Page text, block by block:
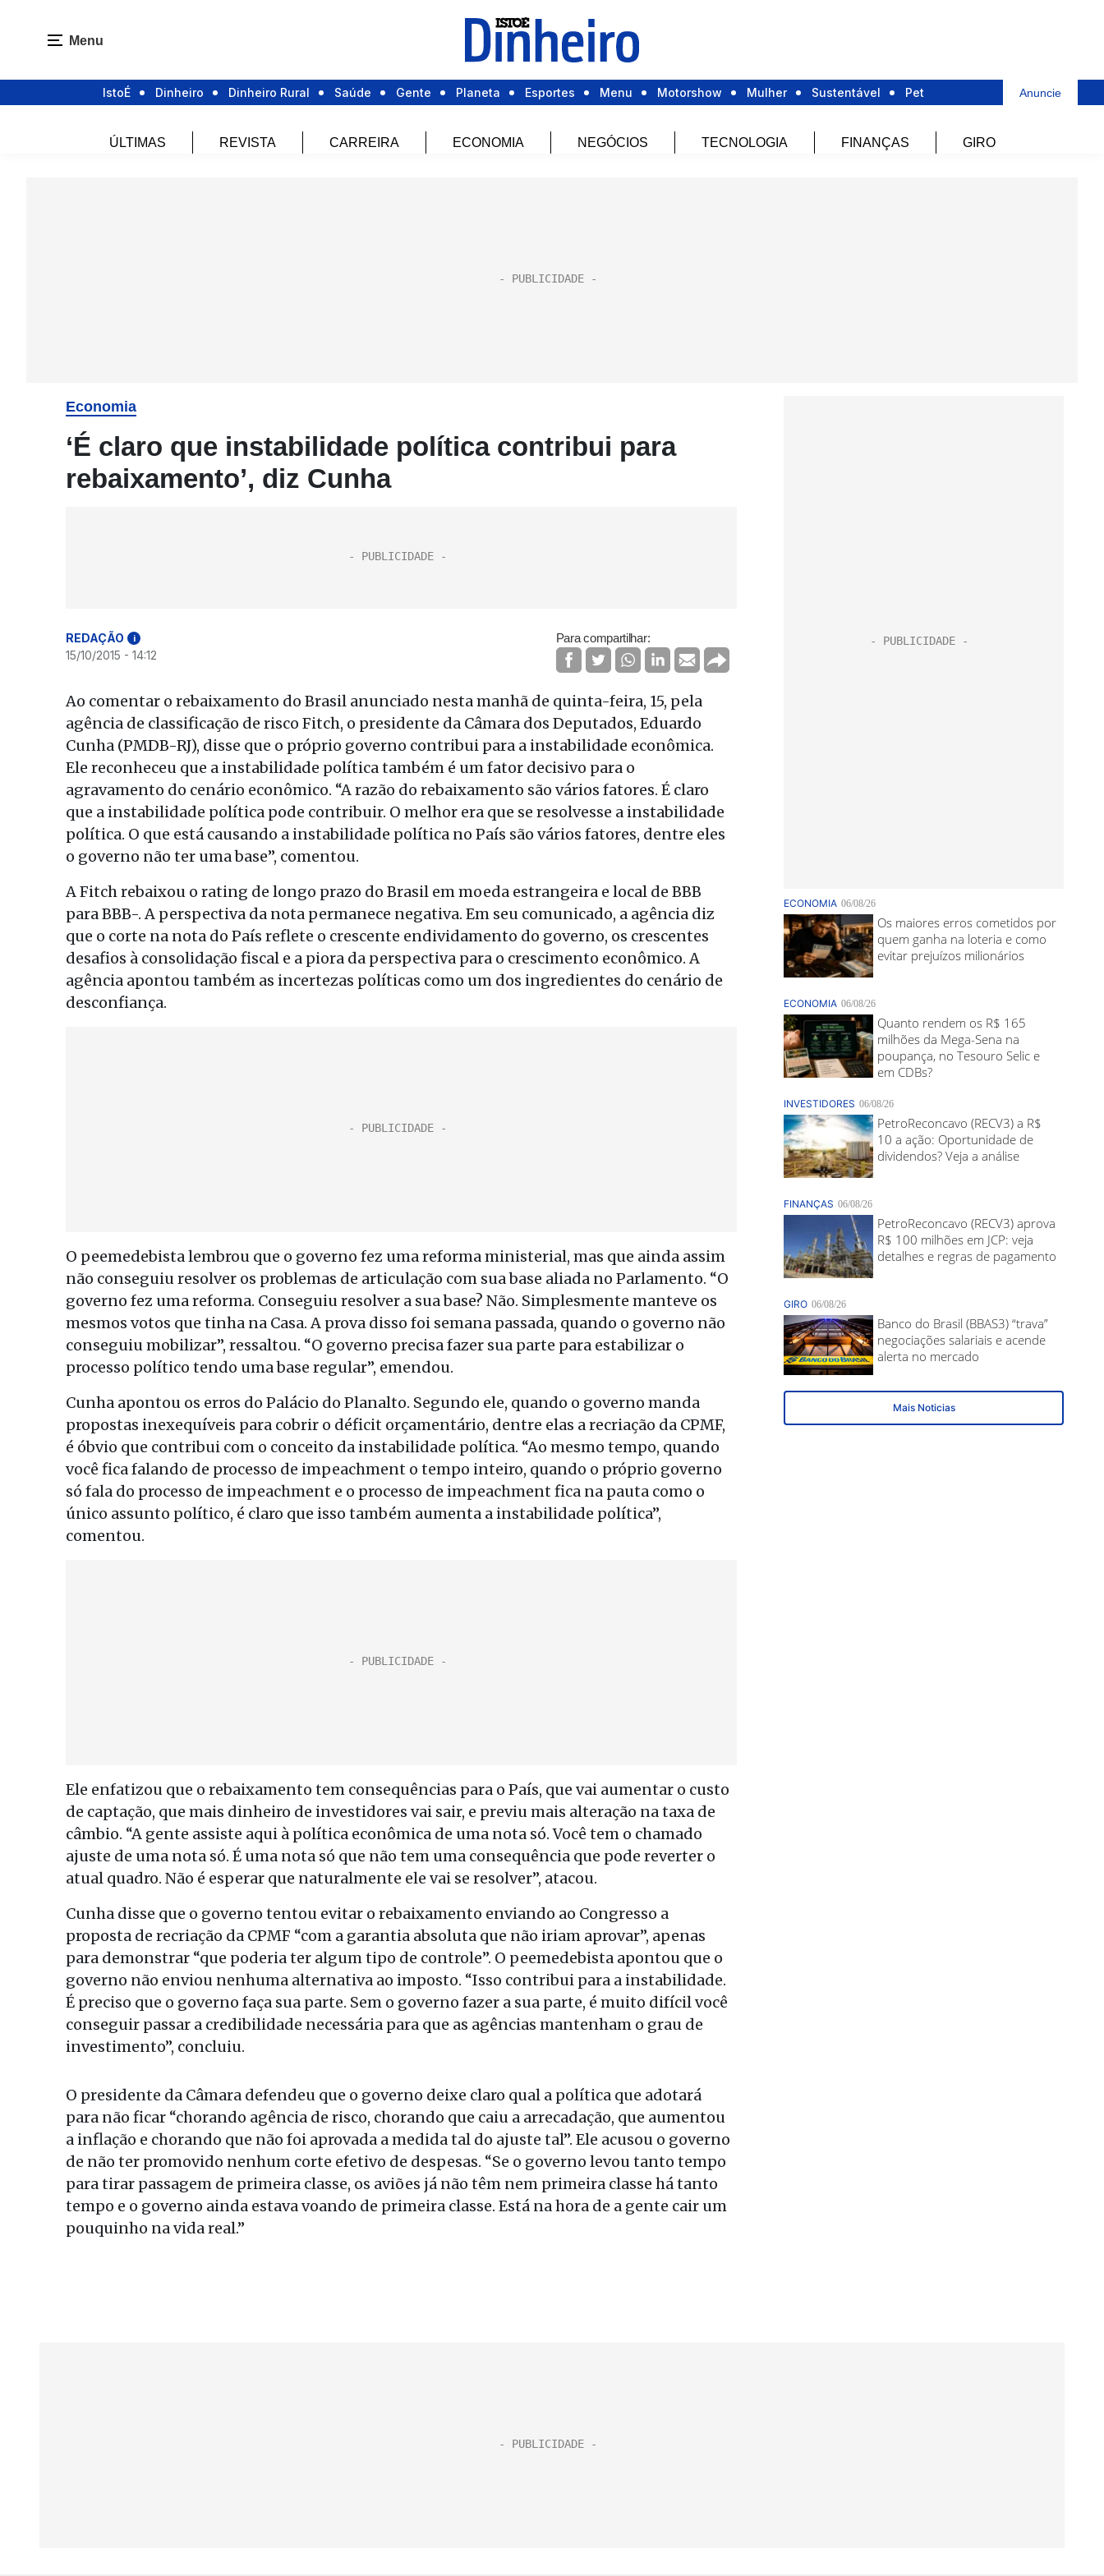
Menu
IstoÉ Dinheiro Dinheiro Rural Saúde Gente Planeta Esportes Menu Motorshow Mulher Sustentável Pet Anuncie
ÚLTIMAS REVISTA CARREIRA ECONOMIA NEGÓCIOS TECNOLOGIA FINANÇAS GIRO
Economia
‘É claro que instabilidade política contribui para
rebaixamento’, diz Cunha
REDAÇÃO i
15/10/2015 - 14:12
Para compartilhar:
Ao comentar o rebaixamento do Brasil anunciado nesta manhã de quinta-feira, 15, pela
agência de classificação de risco Fitch, o presidente da Câmara dos Deputados, Eduardo
Cunha (PMDB-RJ), disse que o próprio governo contribui para a instabilidade econômica.
Ele reconheceu que a instabilidade política também é um fator decisivo para o
agravamento do cenário econômico. “A razão do rebaixamento são vários fatores. É claro
que a instabilidade política pode contribuir. O melhor era que se resolvesse a instabilidade
política. O que está causando a instabilidade política no País são vários fatores, dentre eles
o governo não ter uma base”, comentou.
A Fitch rebaixou o rating de longo prazo do Brasil em moeda estrangeira e local de BBB
para BBB-. A perspectiva da nota permanece negativa. Em seu comunicado, a agência diz
que o corte na nota do País reflete o crescente endividamento do governo, os crescentes
desafios à consolidação fiscal e a piora da perspectiva para o crescimento econômico. A
agência apontou também as incertezas políticas como um dos ingredientes do cenário de
desconfiança.
O peemedebista lembrou que o governo fez uma reforma ministerial, mas que ainda assim
não conseguiu resolver os problemas de articulação com sua base aliada no Parlamento. “O
governo fez uma reforma. Conseguiu resolver a sua base? Não. Simplesmente manteve os
mesmos votos que tinha na Casa. A prova disso foi semana passada, quando o governo não
conseguiu mobilizar”, ressaltou. “O governo precisa fazer sua parte para estabilizar o
processo político tendo uma base regular”, emendou.
Cunha apontou os erros do Palácio do Planalto. Segundo ele, quando o governo manda
propostas inexequíveis para cobrir o déficit orçamentário, dentre elas a recriação da CPMF,
é óbvio que contribui com o conceito da instabilidade política. “Ao mesmo tempo, quando
você fica falando de processo de impeachment o tempo inteiro, quando o próprio governo
só fala do processo de impeachment e o processo de impeachment fica na pauta como o
único assunto político, é claro que isso também aumenta a instabilidade política”,
comentou.
Ele enfatizou que o rebaixamento tem consequências para o País, que vai aumentar o custo
de captação, que mais dinheiro de investidores vai sair, e previu mais alteração na taxa de
câmbio. “A gente assiste aqui à política econômica de uma nota só. Você tem o chamado
ajuste de uma nota só. É uma nota só que não tem uma consequência que pode reverter o
atual quadro. Não é esperar que naturalmente ele vai se resolver”, atacou.
Cunha disse que o governo tentou evitar o rebaixamento enviando ao Congresso a
proposta de recriação da CPMF “com a garantia absoluta que não iriam aprovar”, apenas
para demonstrar “que poderia ter algum tipo de controle”. O peemedebista apontou que o
governo não enviou nenhuma alternativa ao imposto. “Isso contribui para a instabilidade.
É preciso que o governo faça sua parte. Sem o governo fazer a sua parte, é muito difícil você
conseguir passar a credibilidade necessária para que as agências mantenham o grau de
investimento”, concluiu.
O presidente da Câmara defendeu que o governo deixe claro qual a política que adotará
para não ficar “chorando agência de risco, chorando que caiu a arrecadação, que aumentou
a inflação e chorando que não foi aprovada a medida tal do ajuste tal”. Ele acusou o governo
de não ter promovido nenhum corte efetivo de despesas. “Se o governo levou tanto tempo
para tirar passagem de primeira classe, os aviões já não têm nem primeira classe há tanto
tempo e o governo ainda estava voando de primeira classe. Está na hora de a gente cair um
pouquinho na vida real.”